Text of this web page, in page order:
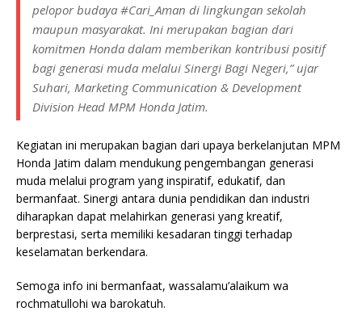
pelopor budaya #Cari_Aman di lingkungan sekolah
maupun masyarakat. Ini merupakan bagian dari
komitmen Honda dalam memberikan kontribusi positif
bagi generasi muda melalui Sinergi Bagi Negeri,” ujar
Suhari, Marketing Communication & Development
Division Head MPM Honda Jatim.
Kegiatan ini merupakan bagian dari upaya berkelanjutan MPM
Honda Jatim dalam mendukung pengembangan generasi
muda melalui program yang inspiratif, edukatif, dan
bermanfaat. Sinergi antara dunia pendidikan dan industri
diharapkan dapat melahirkan generasi yang kreatif,
berprestasi, serta memiliki kesadaran tinggi terhadap
keselamatan berkendara.
Semoga info ini bermanfaat, wassalamu’alaikum wa
rochmatullohi wa barokatuh.